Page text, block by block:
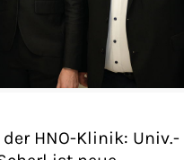
HNO-Klinik: Univ.-